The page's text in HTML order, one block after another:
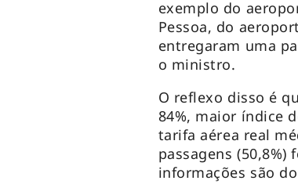
exemplo do
Pessoa, do
entregaram uma
o ministro.
O reflexo disso é
84%, maior índice
tarifa aérea real
passagens (50,8%)
informações são